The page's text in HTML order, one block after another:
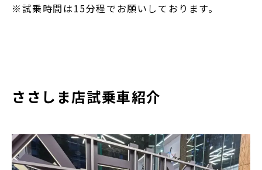
※試乗時間は15分程でお願いしております。
ささしま店試乗車紹介